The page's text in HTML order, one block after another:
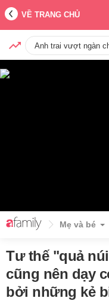
VỀ TRANG CHỦ
Anh trai vượt ngàn
Mẹ và bé
Tư thế "quả
cũng nên dạy
bởi những kẻ